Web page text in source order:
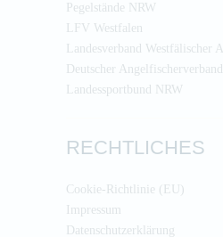
Pegelstände NRW
LFV Westfalen
Landesverband Westfälischer
Deutscher Angelfischerverband
Landessportbund NRW
RECHTLICHES
Cookie-Richtlinie (EU)
Impressum
Datenschutzerklärung